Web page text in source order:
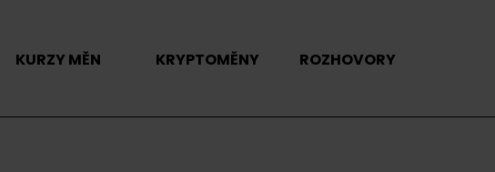
KURZY MĚN KRYPTOMĚNY ROZHOVORY